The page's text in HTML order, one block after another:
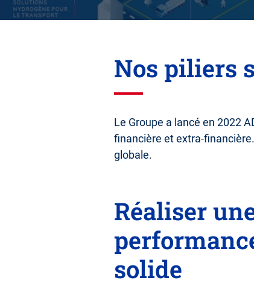
Nos piliers
Le Groupe a lancé en 2022
financière et extra-
globale.
Réaliser
solide